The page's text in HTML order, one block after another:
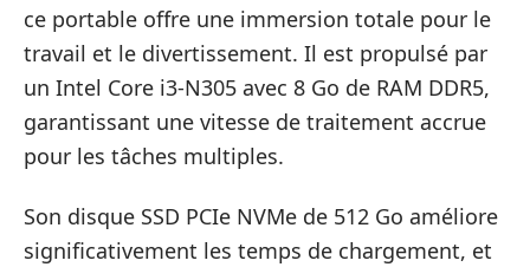
ce portable offre une immersion totale pour le
travail et le divertissement. Il est propulsé par
un Intel Core i3-N305 avec 8 Go de RAM DDR5,
garantissant une vitesse de traitement accrue
pour les tâches multiples.
Son disque SSD PCIe NVMe de 512 Go améliore
significativement les temps de chargement, et